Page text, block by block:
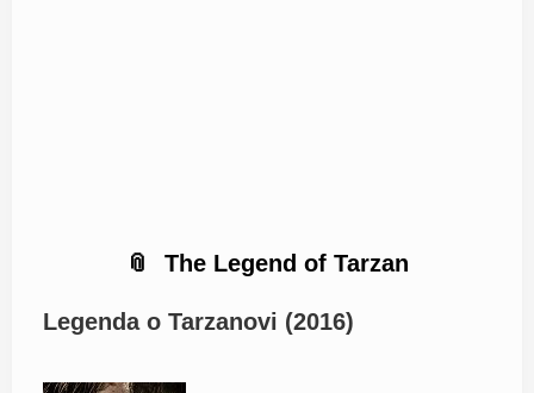
The Legend of Tarzan
Legenda o Tarzanovi (2016)